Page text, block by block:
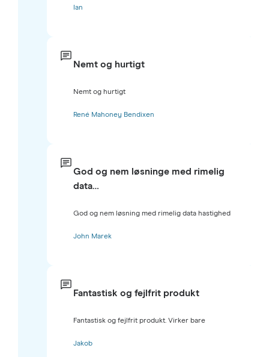
Ian
Nemt og hurtigt
Nemt og hurtigt
René Mahoney Bendixen
God og nem løsninge med rimelig
data…
God og nem løsning med rimelig data hastighed
John Marek
Fantastisk og fejlfrit produkt
Fantastisk og fejlfrit produkt. Virker bare
Jakob